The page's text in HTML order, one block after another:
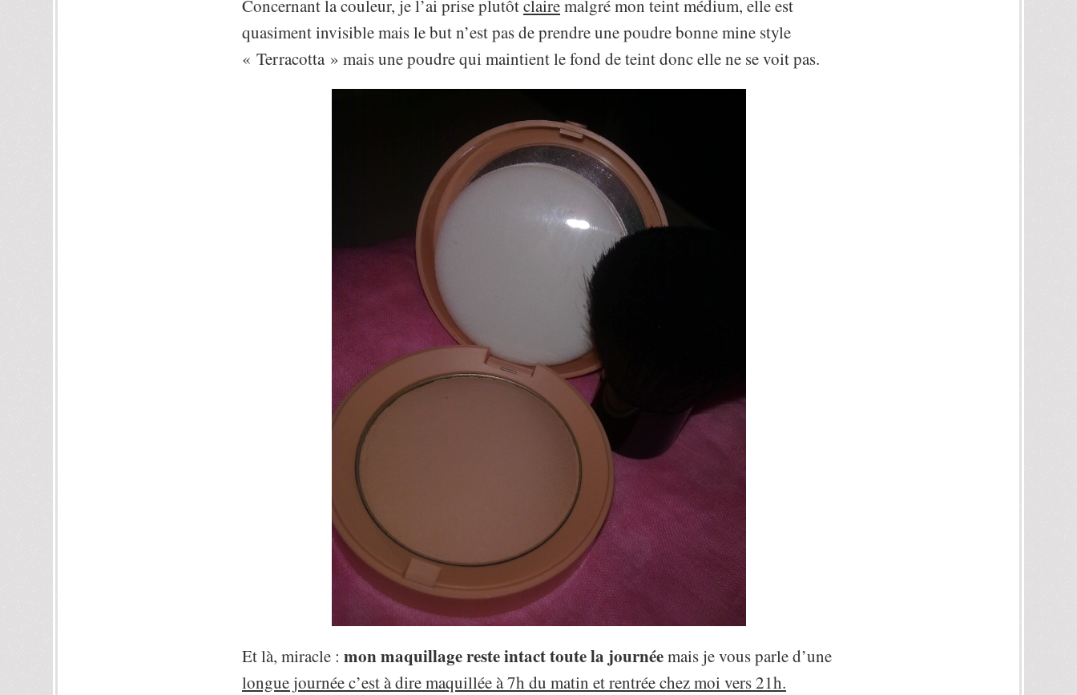
Concernant la couleur, je l’ai prise plutôtclairemalgré mon teint médium, elle est
quasiment invisible mais le but n’est pas de prendre une poudre bonne mine style
« Terracotta » mais une poudre qui maintient le fond de teint donc elle ne se voit pas.
Et là, miracle : mon maquillage reste intact toute la journéemais je vous parle d’une
longue journée c’est à dire maquillée à 7h du matin et rentrée chez moi vers 21h.